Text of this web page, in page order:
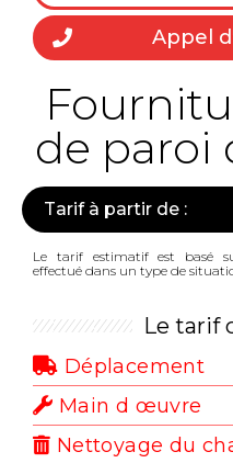
Appel
de paroi
Tarif à partir de :
Le tarif estimatif est basé
effectué dans un type de
Le tarif
Déplacement
Main d œuvre
Nettoyage du